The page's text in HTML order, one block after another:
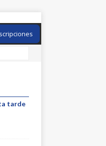
tarde